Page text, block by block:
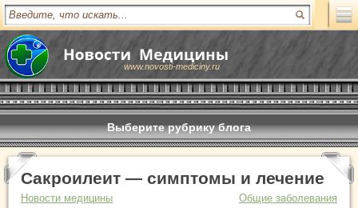
www.novosti-mediciny.ru
Выберите рубрику блога
Сакроилеит — симптомы и лечение
Новости медицины Общие заболевания